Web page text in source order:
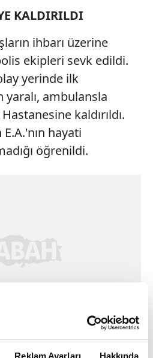
Reklam Ayarları Hakkında
KALDIRILDI
ihbarı üzerine
ekipleri sevk edildi.
yerinde ilk
yaralı, ambulansla
kaldırıldı.
E.A.'nın hayati
öğrenildi.